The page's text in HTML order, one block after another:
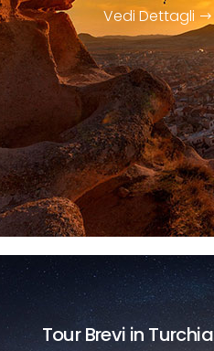
Vedi Dettagli
Tour Brevi in Turchia